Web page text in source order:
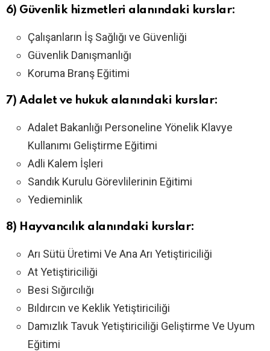
6) Güvenlik hizmetleri alanındaki kurslar:
Çalışanların İş Sağlığı ve Güvenliği
Güvenlik Danışmanlığı
Koruma Branş Eğitimi
7) Adalet ve hukuk alanındaki kurslar:
Adalet Bakanlığı Personeline Yönelik Klavye
Kullanımı Geliştirme Eğitimi
Adli Kalem İşleri
Sandık Kurulu Görevlilerinin Eğitimi
Yedieminlik
8) Hayvancılık alanındaki kurslar:
Arı Sütü Üretimi Ve Ana Arı Yetiştiriciliği
At Yetiştiriciliği
Besi Sığırcılığı
Bıldırcın ve Keklik Yetiştiriciliği
Damızlık Tavuk Yetiştiriciliği Geliştirme Ve Uyum
Eğitimi